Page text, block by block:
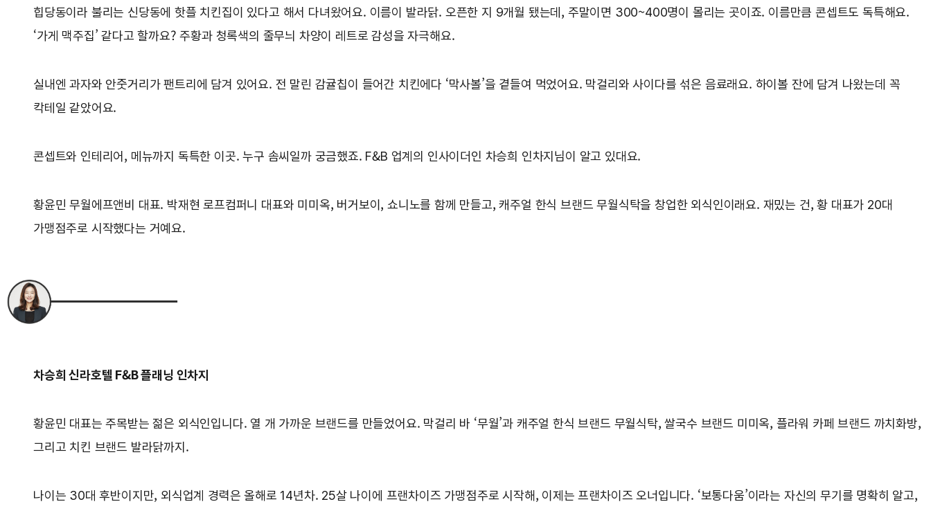
힙당동이라 불리는 신당동에 핫플 치킨집이 있다고 해서 다녀왔어요. 이름이 발라닭. 오픈한 지 9개월 됐는데, 주말이면 300~400명이 몰리는 곳이죠. 이름만큼 콘셉트도 독특해요.
‘가게 맥주집’ 같다고 할까요? 주황과 청록색의 줄무늬 차양이 레트로 감성을 자극해요.
실내엔 과자와 안줏거리가 팬트리에 담겨 있어요. 전 말린 감귤칩이 들어간 치킨에다 ‘막사볼’을 곁들여 먹었어요. 막걸리와 사이다를 섞은 음료래요. 하이볼 잔에 담겨 나왔는데 꼭
칵테일 같았어요.
콘셉트와 인테리어, 메뉴까지 독특한 이곳. 누구 솜씨일까 궁금했죠. F&B 업계의 인사이더인 차승희 인차지님이 알고 있대요.
황윤민 무월에프앤비 대표. 박재현 로프컴퍼니 대표와 미미옥, 버거보이, 쇼니노를 함께 만들고, 캐주얼 한식 브랜드 무월식탁을 창업한 외식인이래요. 재밌는 건, 황 대표가 20대
가맹점주로 시작했다는 거예요.
차승희 신라호텔 F&B 플래닝 인차지
황윤민 대표는 주목받는 젊은 외식인입니다. 열 개 가까운 브랜드를 만들었어요. 막걸리 바 ‘무월’과 캐주얼 한식 브랜드 무월식탁, 쌀국수 브랜드 미미옥, 플라워 카페 브랜드 까치화방,
그리고 치킨 브랜드 발라닭까지.
나이는 30대 후반이지만, 외식업계 경력은 올해로 14년차. 25살 나이에 프랜차이즈 가맹점주로 시작해, 이제는 프랜차이즈 오너입니다. ‘보통다움’이라는 자신의 무기를 명확히 알고,